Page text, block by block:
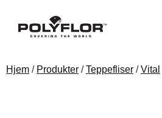
Hjem / Produkter /Teppefliser /Vital